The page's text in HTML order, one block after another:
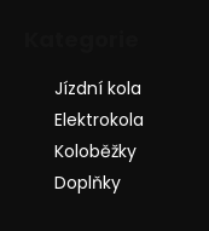
Jízdní kola
Elektrokola
Koloběžky
Doplňky